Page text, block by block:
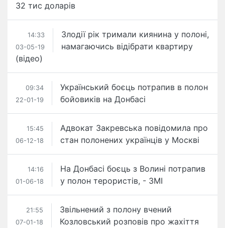
32 тис доларів
14:33
03-05-19
Злодії рік тримали киянина у полоні,
намагаючись відібрати квартиру
(відео)
09:34
22-01-19
Український боєць потрапив в полон
бойовиків на Донбасі
15:45
06-12-18
Адвокат Закревська повідомила про
стан полонених українців у Москві
14:16
01-06-18
На Донбасі боєць з Волині потрапив
у полон терористів, - ЗМІ
21:55
07-01-18
Звільнений з полону вчений
Козловський розповів про жахіття